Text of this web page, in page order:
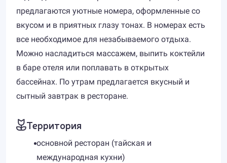
предлагаются уютные номера, оформленные со
вкусом и в приятных глазу тонах. В номерах есть
все необходимое для незабываемого отдыха.
Можно насладиться массажем, выпить коктейли
в баре отеля или поплавать в открытых
бассейнах. По утрам предлагается вкусный и
сытный завтрак в ресторане.
Территория
основной ресторан (тайская и
международная кухни)